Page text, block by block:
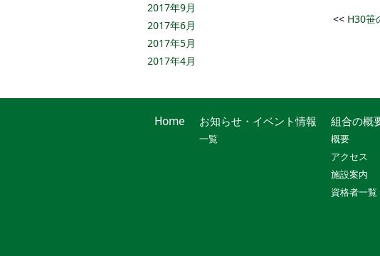
<< H30笹
2017年9月
2017年6月
2017年5月
2017年4月
Home お知らせ・イベント情報
一覧
組合の概
概要
アクセス
施設案内
資格者一覧